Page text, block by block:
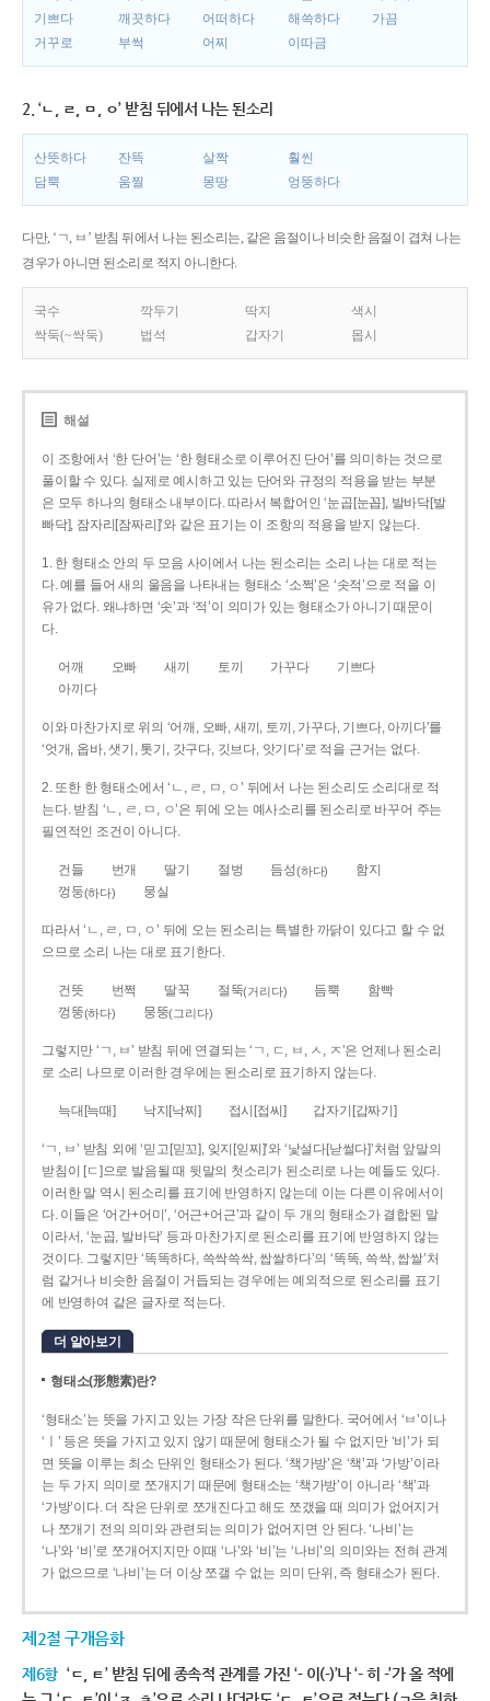
기쁘다
깨끗하다 어떠하다 해쓱하다
가끔
거꾸로
부썩 어찌 이따금
2. ‘ㄴ, ㄹ, ㅁ, ㅇ’ 받침 뒤에서 나는 된소리
산뜻하다 잔뜩 살짝
훨씬
담뿍
움찔 몽땅 엉뚱하다
다만, ‘ㄱ, ㅂ’ 받침 뒤에서 나는 된소리는, 같은 음절이나 비슷한 음절이 겹쳐 나는
경우가 아니면 된소리로 적지 아니한다.
국수 깍두기 딱지
색시
싹둑(~싹둑)
법석 갑자기 몹시
해설
이 조항에서 ‘한 단어’는 ‘한 형태소로 이루어진 단어’를 의미하는 것으로
풀이할 수 있다. 실제로 예시하고 있는 단어와 규정의 적용을 받는 부분
은 모두 하나의 형태소 내부이다. 따라서 복합어인 ‘눈곱[눈꼽], 발바닥[발
빠닥], 잠자리[잠짜리]’와 같은 표기는 이 조항의 적용을 받지 않는다.
1. 한 형태소 안의 두 모음 사이에서 나는 된소리는 소리 나는 대로 적는
다. 예를 들어 새의 울음을 나타내는 형태소 ‘소쩍’은 ‘솟적’으로 적을 이
유가 없다. 왜냐하면 ‘솟’과 ‘적’이 의미가 있는 형태소가 아니기 때문이
다.
어깨 오빠 새끼 토끼 가꾸다
기쁘다
아끼다
이와 마찬가지로 위의 ‘어깨, 오빠, 새끼, 토끼, 가꾸다, 기쁘다, 아끼다’를
‘엇개, 옵바, 샛기, 톳기, 갓구다, 깃브다, 앗기다’로 적을 근거는 없다.
2. 또한 한 형태소에서 ‘ㄴ, ㄹ, ㅁ, ㅇ’ 뒤에서 나는 된소리도 소리대로 적
는다. 받침 ‘ㄴ, ㄹ, ㅁ, ㅇ’은 뒤에 오는 예사소리를 된소리로 바꾸어 주는
필연적인 조건이 아니다.
건들 번개 딸기 절벙 듬성(하다)
함지
껑둥(하다) 뭉실
따라서 ‘ㄴ, ㄹ, ㅁ, ㅇ’ 뒤에 오는 된소리는 특별한 까닭이 있다고 할 수 없
으므로 소리 나는 대로 표기한다.
건뜻 번쩍 딸꾹 절뚝(거리다) 듬뿍
함빡
껑뚱(하다) 뭉뚱(그리다)
그렇지만 ‘ㄱ, ㅂ’ 받침 뒤에 연결되는 ‘ㄱ, ㄷ, ㅂ, ㅅ, ㅈ’은 언제나 된소리
로 소리 나므로 이러한 경우에는 된소리로 표기하지 않는다.
늑대[늑때] 낙지[낙찌] 접시[접씨] 갑자기[갑짜기]
‘ㄱ, ㅂ’ 받침 외에 ‘믿고[믿꼬], 잊지[읻찌]’와 ‘낯설다[낟썰다]’처럼 앞말의
받침이 [ㄷ]으로 발음될 때 뒷말의 첫소리가 된소리로 나는 예들도 있다.
이러한 말 역시 된소리를 표기에 반영하지 않는데 이는 다른 이유에서이
다. 이들은 ‘어간+어미’, ‘어근+어근’과 같이 두 개의 형태소가 결합된 말
이라서, ‘눈곱, 발바닥’ 등과 마찬가지로 된소리를 표기에 반영하지 않는
것이다. 그렇지만 ‘똑똑하다, 쓱싹쓱싹, 쌉쌀하다’의 ‘똑똑, 쓱싹, 쌉쌀’처
럼 같거나 비슷한 음절이 거듭되는 경우에는 예외적으로 된소리를 표기
에 반영하여 같은 글자로 적는다.
더 알아보기
형태소(形態素)란?
‘형태소’는 뜻을 가지고 있는 가장 작은 단위를 말한다. 국어에서 ‘ㅂ’이나
‘ㅣ’ 등은 뜻을 가지고 있지 않기 때문에 형태소가 될 수 없지만 ‘비’가 되
면 뜻을 이루는 최소 단위인 형태소가 된다. ‘책가방’은 ‘책’과 ‘가방’이라
는 두 가지 의미로 쪼개지기 때문에 형태소는 ‘책가방’이 아니라 ‘책’과
‘가방’이다. 더 작은 단위로 쪼개진다고 해도 쪼갰을 때 의미가 없어지거
나 쪼개기 전의 의미와 관련되는 의미가 없어지면 안 된다. ‘나비’는
‘나’와 ‘비’로 쪼개어지지만 이때 ‘나’와 ‘비’는 ‘나비’의 의미와는 전혀 관계
가 없으므로 ‘나비’는 더 이상 쪼갤 수 없는 의미 단위, 즉 형태소가 된다.
제2절 구개음화
제6항 ‘ㄷ, ㅌ’ 받침 뒤에 종속적 관계를 가진 ‘- 이(-)’나 ‘- 히 -’가 올 적에